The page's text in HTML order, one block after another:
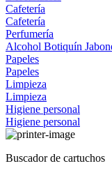
Cafetería
Cafetería
Perfumería
Alcohol Botiquín
Papeles
Papeles
Limpieza
Limpieza
Higiene personal
Higiene personal
Buscador de cartuchos